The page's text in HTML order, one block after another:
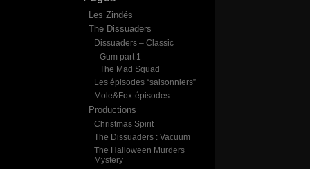
Les Zindés
The Dissuaders
Dissuaders – Classic
Gum part 1
The Mad Squad
Les épisodes “saisonniers”
Mole&Fox-épisodes
Productions
Christmas Spirit
The Dissuaders : Vacuum
The Halloween Murders
Mystery